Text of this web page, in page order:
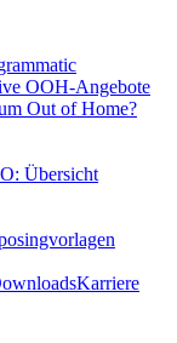
OOH-Angebote
Out of Home?
Übersicht
Karriere